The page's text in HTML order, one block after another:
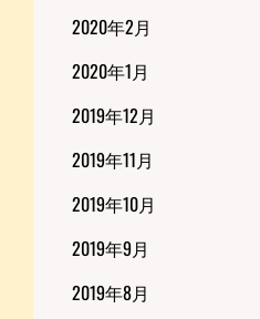
2020年2月
2020年1月
2019年12月
2019年11月
2019年10月
2019年9月
2019年8月